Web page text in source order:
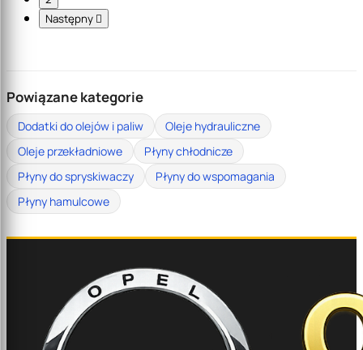
Następny 
Powiązane kategorie
Dodatki do olejów i paliw
Oleje hydrauliczne
Oleje przekładniowe
Płyny chłodnicze
Płyny do spryskiwaczy
Płyny do wspomagania
Płyny hamulcowe